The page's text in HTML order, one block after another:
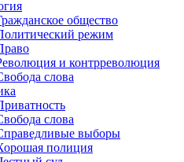
общество
режим
и контрреволюция
слова
слова
выборы
полиция